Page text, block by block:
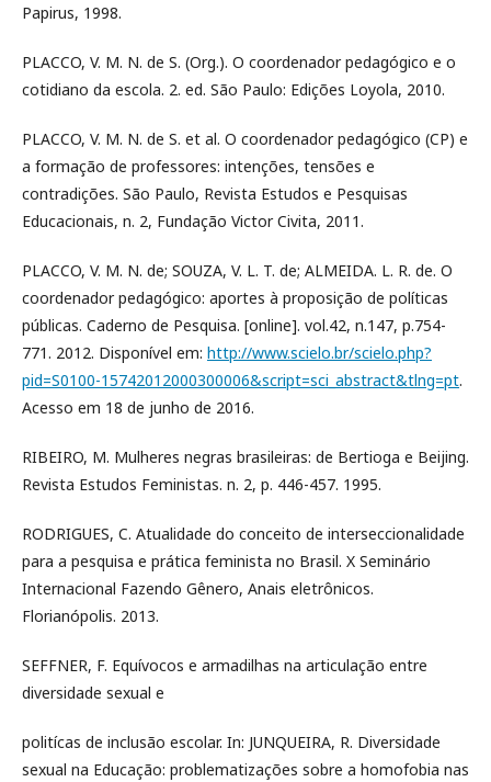
Papirus, 1998.
PLACCO, V. M. N. de S. (Org.). O coordenador pedagógico e o
cotidiano da escola. 2. ed. São Paulo: Edições Loyola, 2010.
PLACCO, V. M. N. de S. et al. O coordenador pedagógico (CP) e
a formação de professores: intenções, tensões e
contradições. São Paulo, Revista Estudos e Pesquisas
Educacionais, n. 2, Fundação Victor Civita, 2011.
PLACCO, V. M. N. de; SOUZA, V. L. T. de; ALMEIDA. L. R. de. O
coordenador pedagógico: aportes à proposição de políticas
públicas. Caderno de Pesquisa. [online]. vol.42, n.147, p.754-
771. 2012. Disponível em: http://www.scielo.br/scielo.php?
pid=S0100-15742012000300006&script=sci_abstract&tlng=pt.
Acesso em 18 de junho de 2016.
RIBEIRO, M. Mulheres negras brasileiras: de Bertioga e Beijing.
Revista Estudos Feministas. n. 2, p. 446-457. 1995.
RODRIGUES, C. Atualidade do conceito de interseccionalidade
para a pesquisa e prática feminista no Brasil. X Seminário
Internacional Fazendo Gênero, Anais eletrônicos.
Florianópolis. 2013.
SEFFNER, F. Equívocos e armadilhas na articulação entre
diversidade sexual e
politícas de inclusão escolar. In: JUNQUEIRA, R. Diversidade
sexual na Educação: problematizações sobre a homofobia nas